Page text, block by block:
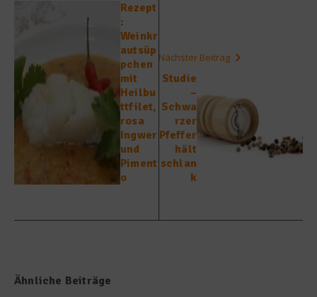
Rezept
:
Weinkr
autsüp
pchen
mit
Heilbu
ttfilet,
rosa
Ingwer
und
Piment
o
Nächster Beitrag
Studie
–
Schwa
rzer
Pfeffer
hält
schlan
k
Ähnliche Beiträge